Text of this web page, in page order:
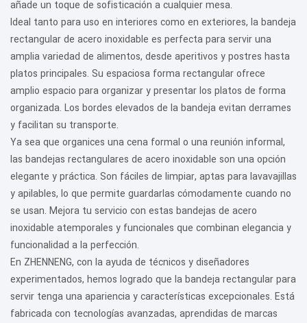
añade un toque de sofisticación a cualquier mesa.
Ideal tanto para uso en interiores como en exteriores, la bandeja
rectangular de acero inoxidable es perfecta para servir una
amplia variedad de alimentos, desde aperitivos y postres hasta
platos principales. Su espaciosa forma rectangular ofrece
amplio espacio para organizar y presentar los platos de forma
organizada. Los bordes elevados de la bandeja evitan derrames
y facilitan su transporte.
Ya sea que organices una cena formal o una reunión informal,
las bandejas rectangulares de acero inoxidable son una opción
elegante y práctica. Son fáciles de limpiar, aptas para lavavajillas
y apilables, lo que permite guardarlas cómodamente cuando no
se usan. Mejora tu servicio con estas bandejas de acero
inoxidable atemporales y funcionales que combinan elegancia y
funcionalidad a la perfección.
En ZHENNENG, con la ayuda de técnicos y diseñadores
experimentados, hemos logrado que la bandeja rectangular para
servir tenga una apariencia y características excepcionales. Está
fabricada con tecnologías avanzadas, aprendidas de marcas